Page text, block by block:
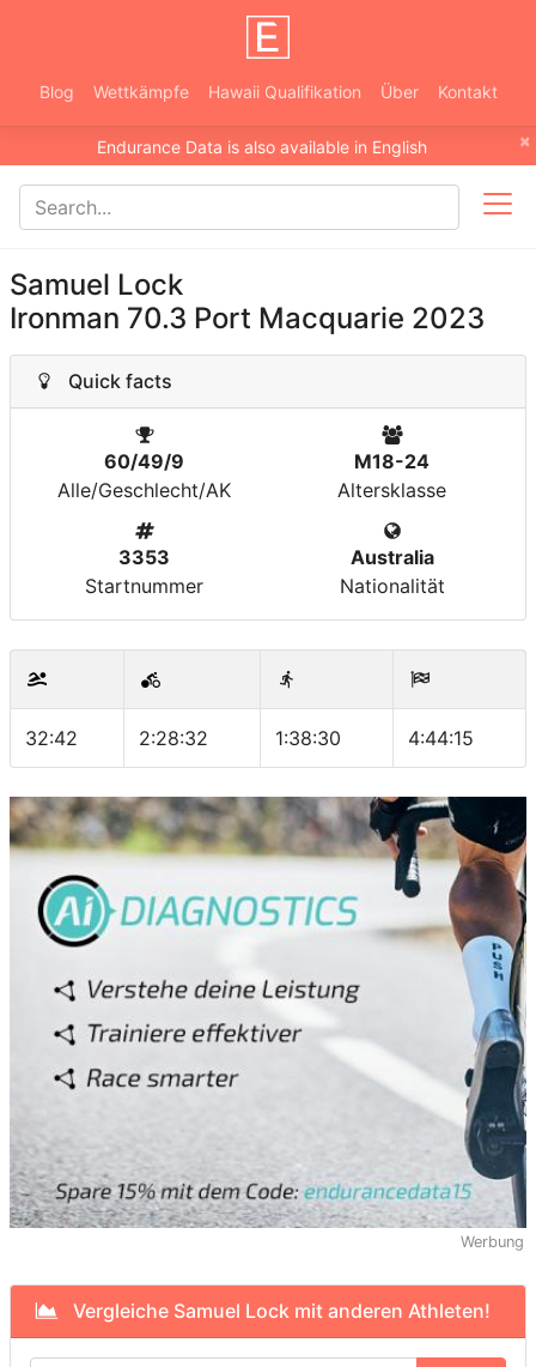
Blog Wettkämpfe Hawaii Qualifikation Über Kontakt
×
Endurance Data is also available in English
Samuel Lock
Ironman 70.3 Port Macquarie 2023
Quick facts
60/49/9
Alle/Geschlecht/AK
M18-24
Altersklasse
3353
Startnummer
Australia
Nationalität
32:42 2:28:32 1:38:30 4:44:15
Werbung
Vergleiche Samuel Lock mit anderen Athleten!